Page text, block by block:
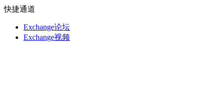
快捷通道
Exchange论坛
Exchange视频